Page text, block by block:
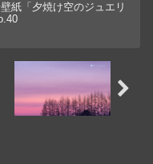
紙「夕焼け空のジュエリ